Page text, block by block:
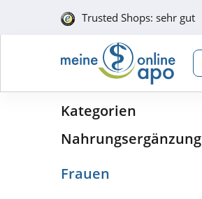
Trusted Shops: sehr gut
Kategorien
Nahrungsergänzung
Frauen